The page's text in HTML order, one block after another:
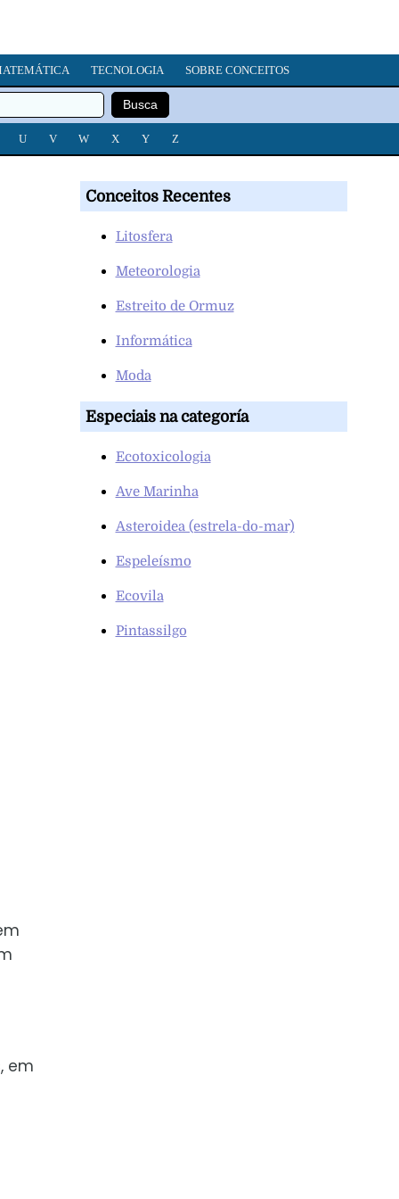
TECNOLOGIA SOBRE CONCEITOS
U V W X Y Z
em
Conceitos Recentes
Litosfera
Meteorologia
Estreito de Ormuz
Informática
Moda
Especiais na categoría
Ecotoxicologia
Ave Marinha
Asteroidea (estrela-do-mar)
Espeleísmo
Ecovila
Pintassilgo